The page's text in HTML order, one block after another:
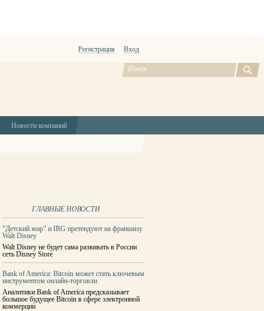
Регистрация Вход
Новости компаний
ГЛАВНЫЕ НОВОСТИ
"Детский мир" и IRG претендуют на франшизу
Walt Disney
Walt Disney не будет сама развивать в России
сеть Disney Store
Bank of America: Bitcoin может стать ключевым
инструментом онлайн-торговли
Аналитики Bank of America предсказывает
большое будущее Bitcoin в сфере электронной
коммерции